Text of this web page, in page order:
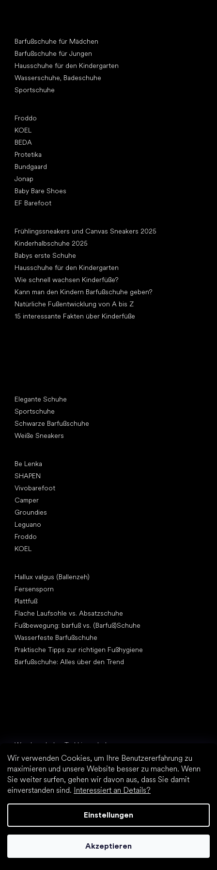
Wir verwenden Cookies, um Ihre Benutzererfahrung zu
maximieren und unsere Website besser zu machen. Wenn
Sie weiter surfen, gehen wir davon aus, dass Sie damit
einverstanden sind. Interessiert an Details?
Einstellungen
Akzeptieren
Barfußschuhe für Mädchen
Barfußschuhe für Jungen
Hausschuhe für den Kindergarten
Wasserschuhe, Badeschuhe
Sportschuhe
Froddo
KOEL
BEDA
Protetika
Bundgaard
Jonap
Baby Bare Shoes
EF Barefoot
Frühlingssneakers und Canvas Sneakers 2025
Kinderhalbschuhe 2025
Babys erste Schuhe
Hausschuhe für den Kindergarten
Wie schnell wachsen Kinderfüße?
Kann man den Kindern Barfußschuhe geben?
Natürliche Fußentwicklung von A bis Z
15 interessante Fakten über Kinderfüße
Elegante Schuhe
Sportschuhe
Schwarze Barfußschuhe
Weiße Sneakers
Be Lenka
SHAPEN
Vivobarefoot
Camper
Groundies
Leguano
Froddo
KOEL
Hallux valgus (Ballenzeh)
Fersensporn
Plattfuß
Flache Laufsohle vs. Absatzschuhe
Fußbewegung: barfuß vs. (Barfuß)Schuhe
Wasserfeste Barfußschuhe
Praktische Tipps zur richtigen Fußhygiene
Barfußschuhe: Alles über den Trend
Wanderschuhe, Trekkingschuhe
Sportschuhe
Elegante Schuhe
Sockenschuhe
Groundies
Xero Shoes